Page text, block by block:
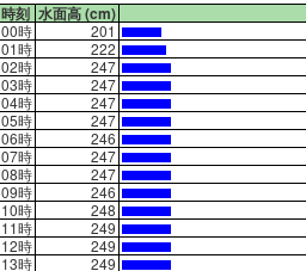
時刻 水面高 (cm)
00時
201
01時
222
02時
247
03時
247
04時
247
05時
247
06時
246
07時
247
08時
247
09時
246
10時
248
11時
249
12時
249
13時
249